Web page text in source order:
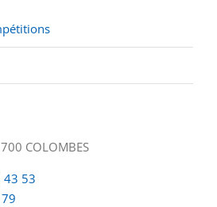
COLOMBES
43 53